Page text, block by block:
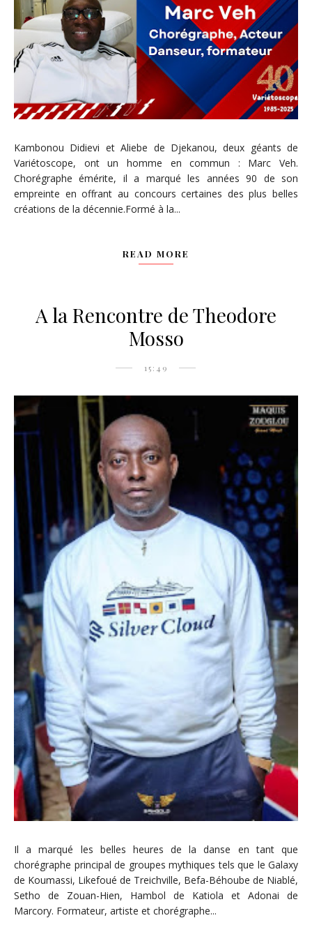
Kambonou Didievi et Aliebe de Djekanou, deux géants de
Variétoscope, ont un homme en commun : Marc Veh.
Chorégraphe émérite, il a marqué les années 90 de son
empreinte en offrant au concours certaines des plus belles
créations de la décennie.Formé à la...
READ MORE
A la Rencontre de Theodore
Mosso
15:49
Il a marqué les belles heures de la danse en tant que
chorégraphe principal de groupes mythiques tels que le Galaxy
de Koumassi, Likefoué de Treichville, Befa-Béhoube de Niablé,
Setho de Zouan-Hien, Hambol de Katiola et Adonai de
Marcory. Formateur, artiste et chorégraphe...